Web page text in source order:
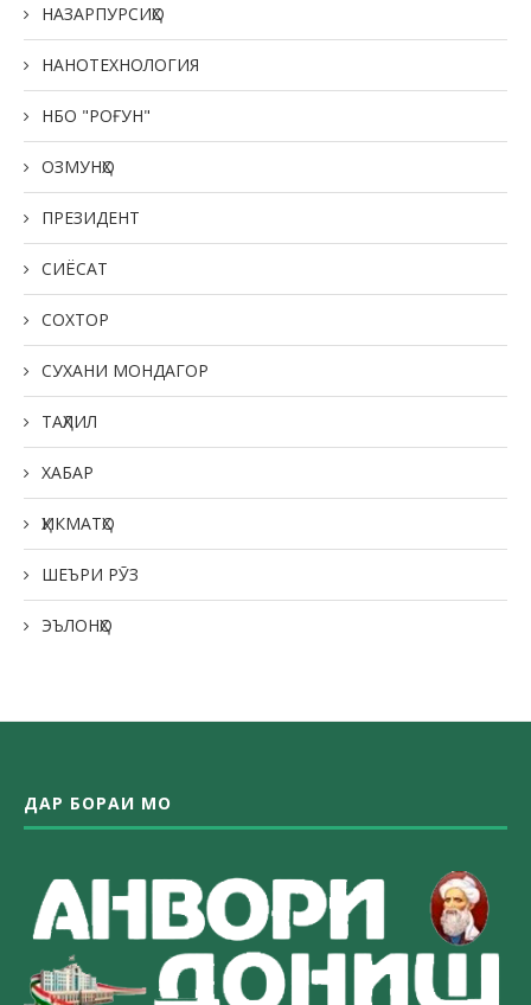
НАЗАРПУРСИҲО
НАНОТЕХНОЛОГИЯ
НБО "РОҒУН"
ОЗМУНҲО
ПРЕЗИДЕНТ
СИЁСАТ
СОХТОР
СУХАНИ МОНДАГОР
ТАҲЛИЛ
ХАБАР
ҲИКМАТҲО
ШЕЪРИ РӮЗ
ЭЪЛОНҲО
ДАР БОРАИ МО